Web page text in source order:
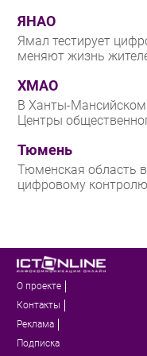
ЯНАО
Ямал тестирует
меняют жизнь
ХМАО
В Ханты-
Центры
Тюмень
Тюменская область
цифровому контролю
О проекте
Контакты
Реклама
Подписка